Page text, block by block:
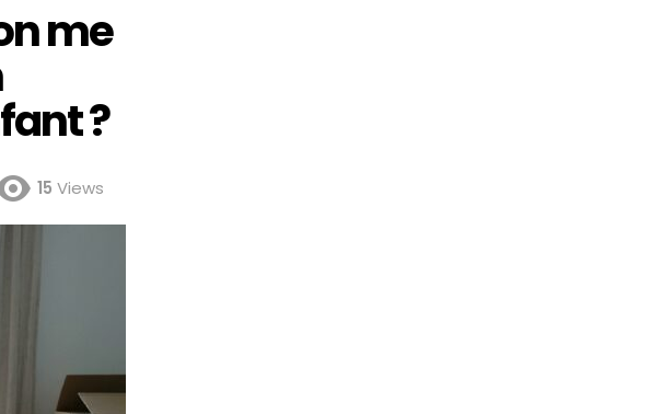
me
?
15 Views